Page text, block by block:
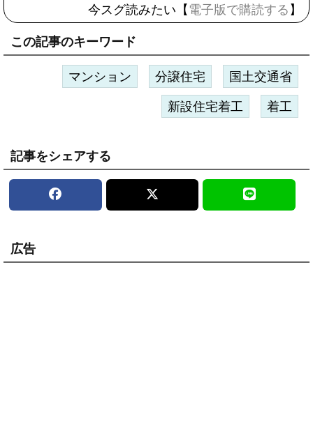
今スグ読みたい【 電子版で購読する 】
この記事のキーワード
マンション 分譲住宅 国土交通省
新設住宅着工 着工
記事をシェアする
広告